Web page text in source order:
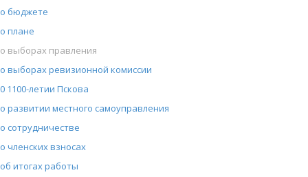
о бюджете
о плане
о выборах правления
о выборах ревизионной комиссии
0 1100-летии Пскова
о развитии местного самоуправления
о сотрудничестве
о членских взносах
об итогах работы